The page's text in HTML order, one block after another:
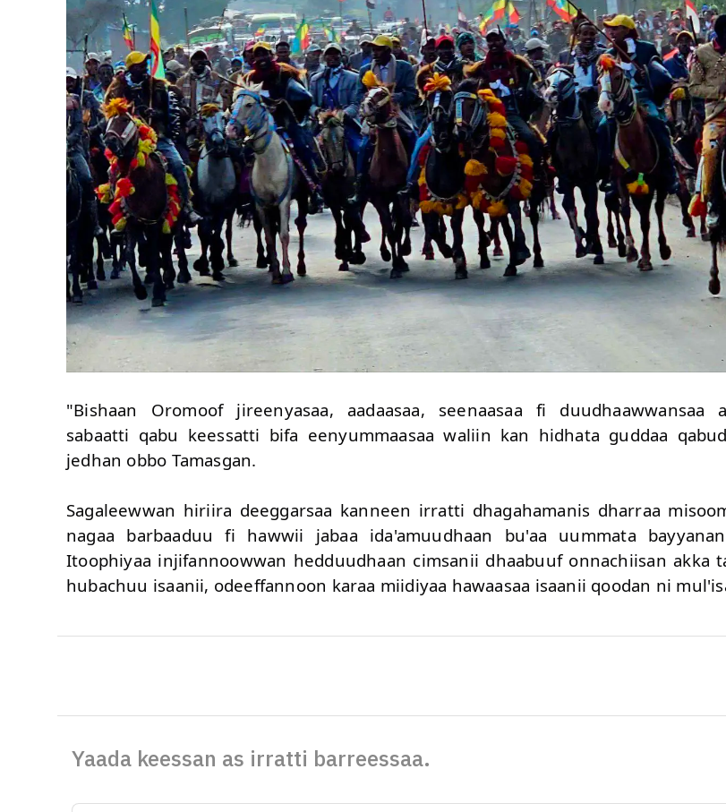
‎"Bishaan Oromoof jireenyasaa, aadaasaa, seenaasaa fi duudhaawwansaa
sabaatti qabu keessatti bifa eenyummaasaa waliin kan hidhata guddaa
jedhan obbo Tamasgan.
‎Sagaleewwan hiriira deeggarsaa kanneen irratti dhagahamanis dharraa
nagaa barbaaduu fi hawwii jabaa ida'amuudhaan bu'aa uummata
Itoophiyaa injifannoowwan hedduudhaan cimsanii dhaabuuf onnachiisan akka
hubachuu isaanii, odeeffannoon karaa miidiyaa hawaasaa isaanii qoodan ni
Yaada keessan as irratti barreessaa.